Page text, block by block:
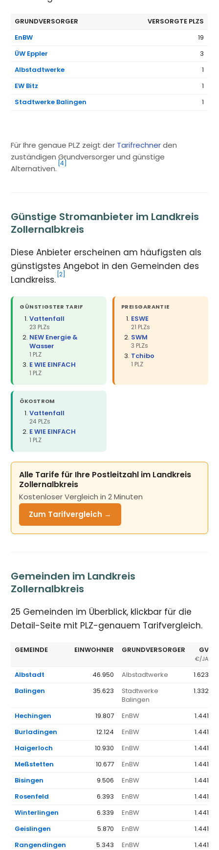
GRUNDVERSORGER
VERSORGTE PLZS
EnBW
19
ÜW Eppler
3
Albstadtwerke
1
EW Bitz
1
Stadtwerke Balingen
1
Für Ihre genaue PLZ zeigt der Tarifrechnerden
zuständigen Grundversorger und günstige
Alternativen.
[4]
Günstige Stromanbieter im Landkreis
Zollernalbkreis
Diese Anbieter erscheinen am häufigsten als
günstigstes Angebot in den Gemeinden des
Landkreiss. [2]
GÜNSTIGSTER TARIF
Vattenfall
23 PLZs
NEW Energie &
Wasser
1 PLZ
E WIE EINFACH
1 PLZ
PREISGARANTIE
ESWE
21 PLZs
SWM
3 PLZs
Tchibo
1 PLZ
ÖKOSTROM
Vattenfall
24 PLZs
E WIE EINFACH
1 PLZ
Alle Tarife für Ihre Postleitzahl im Landkreis
Zollernalbkreis
Kostenloser Vergleich in 2 Minuten
Zum Tarifvergleich →
Gemeinden im Landkreis
Zollernalbkreis
25 Gemeinden im Überblick, klickbar für die
Detail-Seite mit PLZ-genauem Tarifvergleich.
GEMEINDE EINWOHNER GRUNDVERSORGER GV Ø
€/JAHR
Albstadt 46.950 Albstadtwerke
1.623 €
Balingen
35.623
Stadtwerke
Balingen
1.332 €
Hechingen 19.807 EnBW
1.441 €
Burladingen
12.124 EnBW
1.441 €
Haigerloch
10.930 EnBW
1.441 €
Meßstetten
10.677 EnBW
1.441 €
Bisingen
9.506 EnBW
1.441 €
Rosenfeld
6.393 EnBW
1.441 €
Winterlingen
6.339 EnBW
1.441 €
Geislingen
5.870 EnBW
1.441 €
Rangendingen
5.343 EnBW
1.441 €